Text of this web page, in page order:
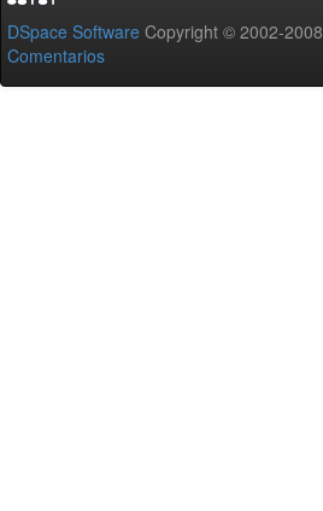
DSpace Software Copyright © 2002-2008
Comentarios